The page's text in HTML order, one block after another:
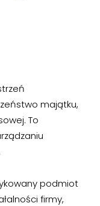
majątku,
To
podmiot
firmy,